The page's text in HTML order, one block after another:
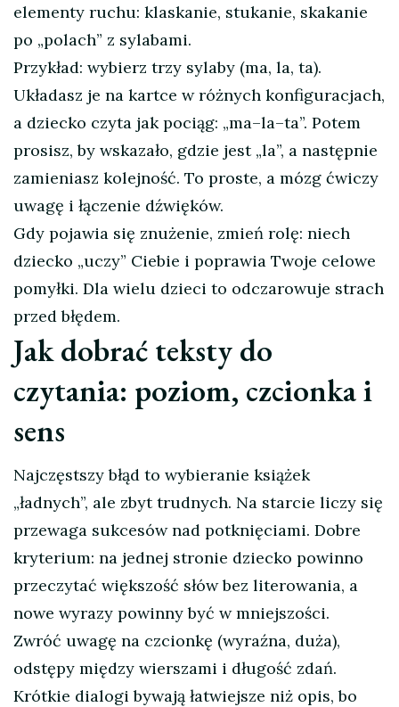
elementy ruchu: klaskanie, stukanie, skakanie
po „polach” z sylabami.
Przykład: wybierz trzy sylaby (ma, la, ta).
Układasz je na kartce w różnych konfiguracjach,
a dziecko czyta jak pociąg: „ma–la–ta”. Potem
prosisz, by wskazało, gdzie jest „la”, a następnie
zamieniasz kolejność. To proste, a mózg ćwiczy
uwagę i łączenie dźwięków.
Gdy pojawia się znużenie, zmień rolę: niech
dziecko „uczy” Ciebie i poprawia Twoje celowe
pomyłki. Dla wielu dzieci to odczarowuje strach
przed błędem.
Jak dobrać teksty do
czytania: poziom, czcionka i
sens
Najczęstszy błąd to wybieranie książek
„ładnych”, ale zbyt trudnych. Na starcie liczy się
przewaga sukcesów nad potknięciami. Dobre
kryterium: na jednej stronie dziecko powinno
przeczytać większość słów bez literowania, a
nowe wyrazy powinny być w mniejszości.
Zwróć uwagę na czcionkę (wyraźna, duża),
odstępy między wierszami i długość zdań.
Krótkie dialogi bywają łatwiejsze niż opis, bo